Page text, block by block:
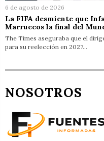
6 de agosto de 2026
La FIFA desmiente que
Marruecos la final del
The Times aseguraba que el
para su reelección en 2027…
NOSOTROS